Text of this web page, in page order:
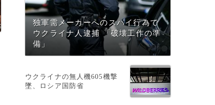
独軍需メーカーへのスパイ行為で
ウクライナ人逮捕 「破壊工作の準
備」
ウクライナの無人機605機撃
墜、ロシア国防省